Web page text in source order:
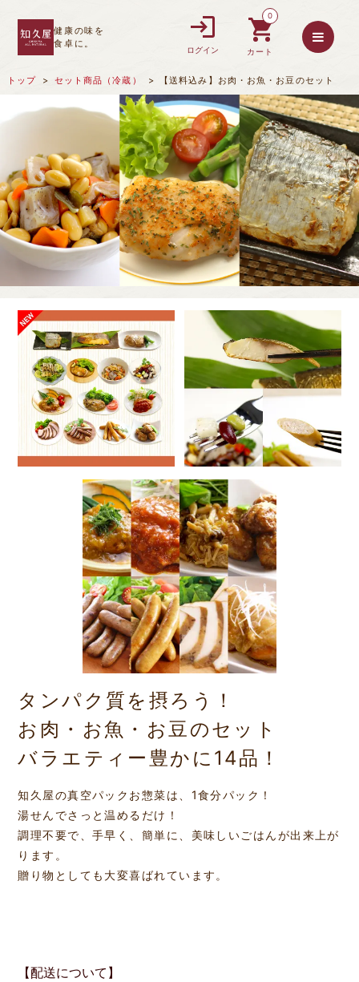
健康の味を
食卓に。
ログイン
0
カート
トップ セット商品（冷蔵） 【送料込み】お肉・お魚・お豆のセット
タンパク質を摂ろう！
お肉・お魚・お豆のセット
バラエティー豊かに14品！
知久屋の真空パックお惣菜は、1食分パック！
湯せんでさっと温めるだけ！
調理不要で、手早く、簡単に、美味しいごはんが出来上が
ります。
贈り物としても大変喜ばれています。
【配送について】